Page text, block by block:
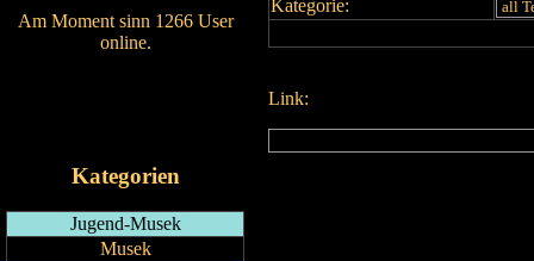
Am Moment sinn 1266 User
online.
Kategorien
Jugend-Musek
Musek
Kategorie:
Link: